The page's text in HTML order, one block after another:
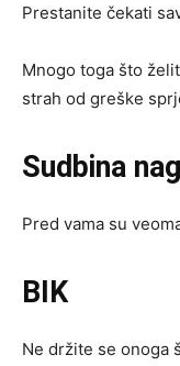
Prestanite čekati
Mnogo toga što
strah od greške
Sudbina
Pred vama su
BIK
Ne držite se onoga